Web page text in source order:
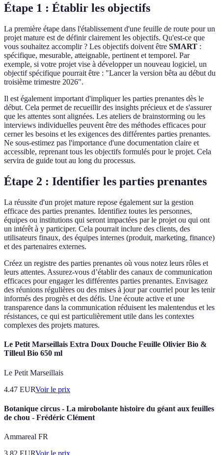
Étape 1 : Établir les objectifs
La première étape dans l'établissement d'une feuille de route pour un
projet mature est de définir clairement les objectifs. Qu'est-ce que
vous souhaitez accomplir ? Les objectifs doivent être SMART :
spécifique, mesurable, atteignable, pertinent et temporel. Par
exemple, si votre projet vise à développer un nouveau logiciel, un
objectif spécifique pourrait être : "Lancer la version bêta au début du
troisième trimestre 2026".
Il est également important d'impliquer les parties prenantes dès le
début. Cela permet de recueillir des insights précieux et de s'assurer
que les attentes sont alignées. Les ateliers de brainstorming ou les
interviews individuelles peuvent être des méthodes efficaces pour
cerner les besoins et les exigences des différentes parties prenantes.
Ne sous-estimez pas l'importance d'une documentation claire et
accessible, reprenant tous les objectifs formulés pour le projet. Cela
servira de guide tout au long du processus.
Étape 2 : Identifier les parties prenantes
La réussite d'un projet mature repose également sur la gestion
efficace des parties prenantes. Identifiez toutes les personnes,
équipes ou institutions qui seront impactées par le projet ou qui ont
un intérêt à y participer. Cela pourrait inclure des clients, des
utilisateurs finaux, des équipes internes (produit, marketing, finance)
et des partenaires externes.
Créez un registre des parties prenantes où vous notez leurs rôles et
leurs attentes. Assurez-vous d’établir des canaux de communication
efficaces pour engager les différentes parties prenantes. Envisagez
des réunions régulières ou des mises à jour par courriel pour les tenir
informés des progrès et des défis. Une écoute active et une
transparence dans la communication réduisent les malentendus et les
résistances, ce qui est particulièrement utile dans les contextes
complexes des projets matures.
Le Petit Marseillais Extra Doux Douche Feuille Olivier Bio &
Tilleul Bio 650 ml
Le Petit Marseillais
4.47 EURVoir le prix
Botanique circus - La mirobolante histoire du géant aux feuilles
de chou - Frédéric Clément
Ammareal FR
3.82 EURVoir le prix